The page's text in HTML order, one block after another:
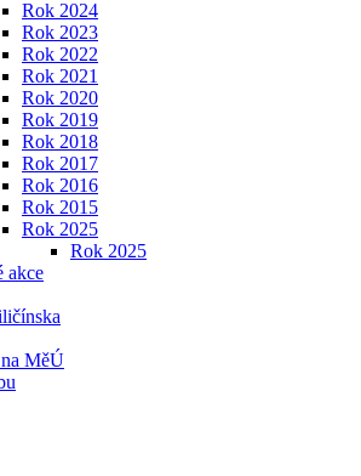
Rok 2024
Rok 2023
Rok 2022
Rok 2021
Rok 2020
Rok 2019
Rok 2018
Rok 2017
Rok 2016
Rok 2015
Rok 2025
Rok 2025
akce
MěÚ